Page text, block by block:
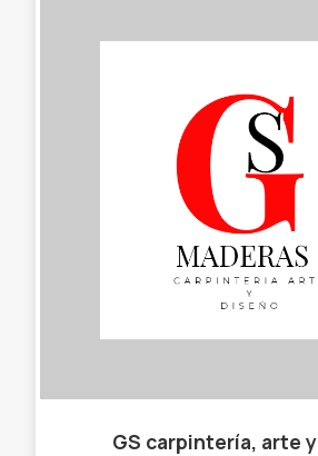
GS carpintería, arte